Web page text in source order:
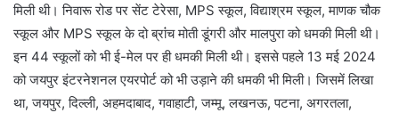
मिली थी। निवारू रोड पर सेंट टेरेसा, MPS स्कूल, विद्याश्रम स्कूल, माणक चौक
स्कूल और MPS स्कूल के दो ब्रांंच मोती डूंगरी और मालपुरा को धमकी मिली थी।
इन 44 स्कूलों को भी ई-मेल पर ही धमकी मिली थी। इससे पहले 13 मई 2024
को जयपुर इंटरनेशनल एयरपोर्ट को भी उड़ाने की धमकी भी मिली। जिसमें लिखा
था, जयपुर, दिल्ली, अहमदाबाद, गवाहाटी, जम्मू, लखनऊ, पटना, अगरतला,